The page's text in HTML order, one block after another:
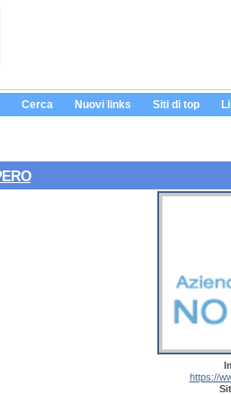
Cerca Nuovi links Siti di top
https://